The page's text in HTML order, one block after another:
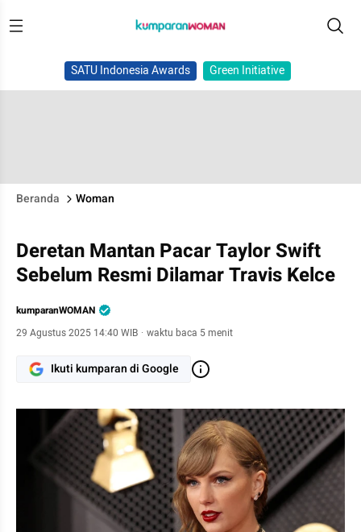
SATU Indonesia Awards Green Initiative
Beranda Woman
Deretan Mantan Pacar Taylor Swift
Sebelum Resmi Dilamar Travis Kelce
kumparanWOMAN
29 Agustus 2025 14:40 WIB · waktu baca 5 menit
Ikuti kumparan di Google